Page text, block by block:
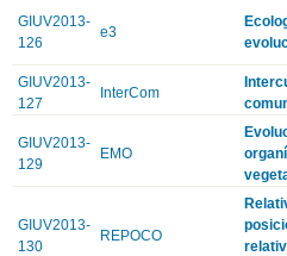
GIUV2013-
126
e3
GIUV2013-
127
InterCom
GIUV2013-
129
EMO
GIUV2013-
130
REPOCO